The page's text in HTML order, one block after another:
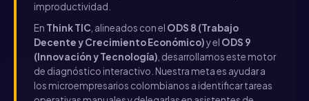
improductividad.
En Think TIC , alineados con el ODS 8 (Trabajo
Decente y Crecimiento Económico)y el ODS 9
(Innovación y Tecnología) , desarrollamos este motor
de diagnóstico interactivo. Nuestra meta es ayudar a
los microempresarios colombianos a identificar tareas